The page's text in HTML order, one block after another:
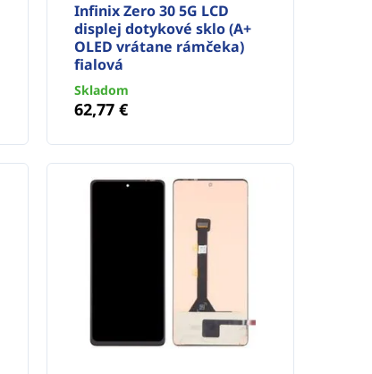
Infinix Zero 30 5G LCD
displej dotykové sklo (A+
OLED vrátane rámčeka)
fialová
Skladom
62,77 €